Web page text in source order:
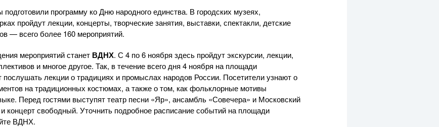
программу ко Дню народного единства. В городских музеях,
пройдут лекции, концерты, творческие занятия, выставки, спектакли, детские
— всего более 160 мероприятий.
мероприятий станет ВДНХ. С 4 по 6 ноября здесь пройдут экскурсии, лекции,
и многое другое. Так, в течение всего дня 4 ноября на площади
лекции о традициях и промыслах народов России. Посетители узнают о
на традиционных костюмах, а также о том, как фольклорные мотивы
Перед гостями выступят театр песни «Яр», ансамбль «Совечера» и Московский
концерт свободный. Уточнить подробное расписание событий на площади
ВДНХ.